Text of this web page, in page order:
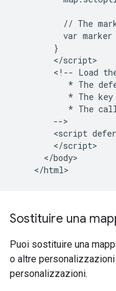
// The
var
        }
        </script>
<!-- Load
* The
* The
* The
        -->
<script
        </script>
      </body>
Sostituire una
Puoi sostituire una
o altre
personalizzazioni.